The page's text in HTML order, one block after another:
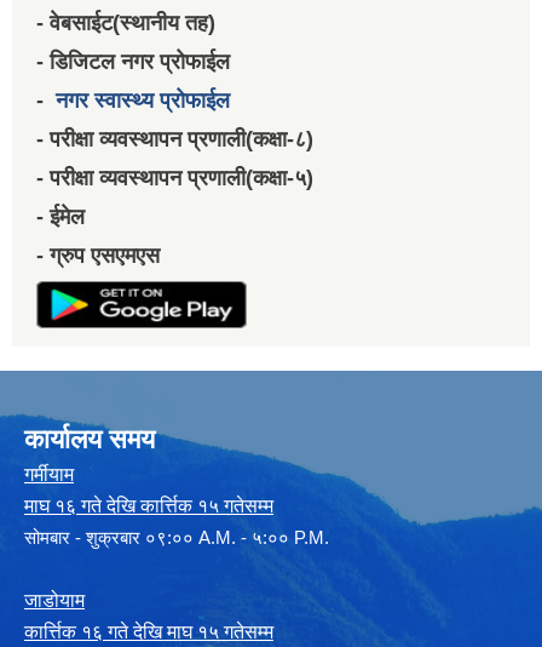
- वेबसाईट(स्थानीय तह)
- डिजिटल नगर प्रोफाईल
-नगर स्वास्थ्य प्रोफाईल
- परीक्षा व्यवस्थापन प्रणाली(कक्षा-८)
- परीक्षा व्यवस्थापन प्रणाली(कक्षा-५)
- ईमेल
- ग्रुप एसएमएस
कार्यालय समय
गर्मीयाम
माघ १६ गते देखि कार्त्तिक १५ गतेसम्म
सोमबार - शुक्रबार ०९:०० A.M. - ५:०० P.M.
जाडोयाम
कार्त्तिक १६ गते देखि माघ १५ गतेसम्म